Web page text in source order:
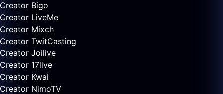
Creator Bigo
Creator LiveMe
Creator Mixch
Creator TwitCasting
Creator Joilive
Creator 17live
Creator Kwai
Creator NimoTV